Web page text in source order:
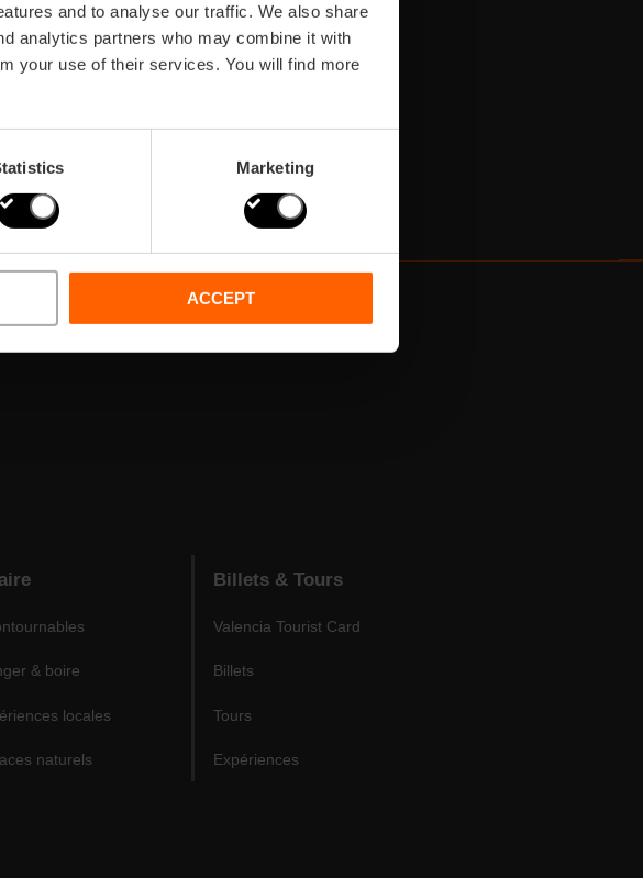
and to analyse our traffic. We also share
analytics partners who may combine it with
your use of their services. You will find more
Marketing
ACCEPT
& boire
locales
naturels
Billets & Tours
Valencia Tourist Card
Billets
Tours
Expériences